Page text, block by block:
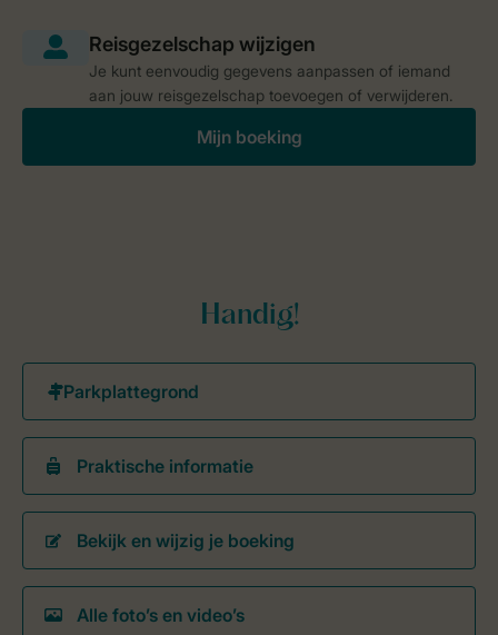
Je kunt eenvoudig gegevens aanpassen of iemand
aan jouw reisgezelschap toevoegen of verwijderen.
Mijn boeking
Handig!
Praktische informatie
Bekijk en wijzig je boeking
Alle foto’s en video’s